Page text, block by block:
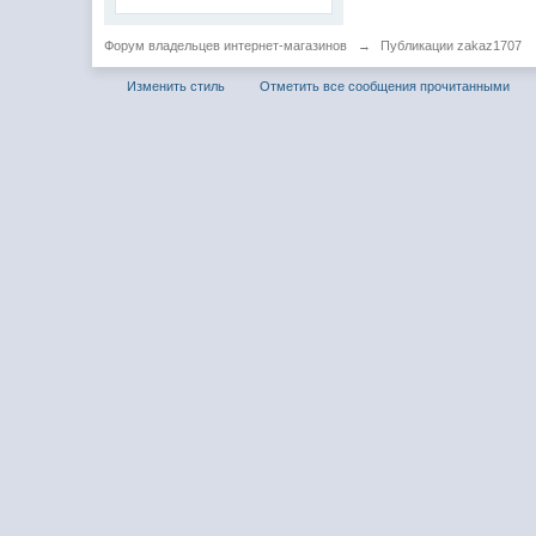
Форум владельцев интернет-магазинов → Публикации zakaz1707
Изменить стиль Отметить все сообщения прочитанными